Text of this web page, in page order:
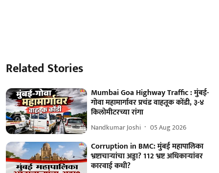
Related Stories
Mumbai Goa Highway Traffic : मुंबई-
गोवा महामार्गावर प्रचंड वाहतूक कोंडी, ३-४
किलोमीटरच्या रांगा
Nandkumar Joshi 05 Aug 2026
Corruption in BMC: मुंबई महापालिका
भ्रष्टाचाऱ्यांचा अड्डा? 112 भ्रष्ट अधिकाऱ्यांवर
कारवाई कधी?